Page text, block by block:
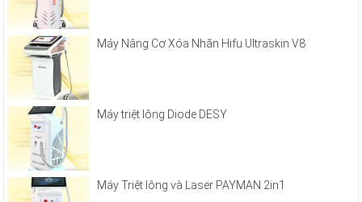
Máy Nâng Cơ Xóa Nhăn Hifu Ultraskin V8
Máy triệt lông Diode DESY
Máy Triệt lông và Laser PAYMAN 2in1